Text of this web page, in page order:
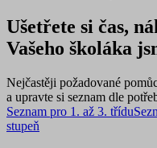
Ušetřete si čas,
Vašeho školáka
Nejčastěji požadované
a upravte si seznam dle
Seznam pro 1. až 3. třídu
stupeň